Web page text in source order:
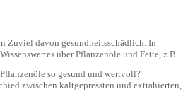
Zuviel davon gesundheitsschädlich. In
über Pflanzenöle und Fette, z.B.
so gesund und wertvoll?
zwischen kaltgepressten und extrahierten,